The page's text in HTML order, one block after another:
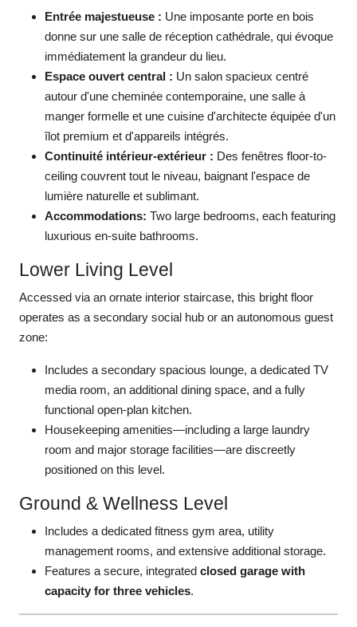
Entrée majestueuse : Une imposante porte en bois
donne sur une salle de réception cathédrale, qui évoque
immédiatement la grandeur du lieu.
Espace ouvert central : Un salon spacieux centré
autour d'une cheminée contemporaine, une salle à
manger formelle et une cuisine d'architecte équipée d'un
îlot premium et d'appareils intégrés.
Continuité intérieur-extérieur : Des fenêtres floor-to-
ceiling couvrent tout le niveau, baignant l'espace de
lumière naturelle et sublimant.
Accommodations: Two large bedrooms, each featuring
luxurious en-suite bathrooms.
Lower Living Level
Accessed via an ornate interior staircase, this bright floor
operates as a secondary social hub or an autonomous guest
zone:
Includes a secondary spacious lounge, a dedicated TV
media room, an additional dining space, and a fully
functional open-plan kitchen.
Housekeeping amenities—including a large laundry
room and major storage facilities—are discreetly
positioned on this level.
Ground & Wellness Level
Includes a dedicated fitness gym area, utility
management rooms, and extensive additional storage.
Features a secure, integrated closed garage with
capacity for three vehicles.